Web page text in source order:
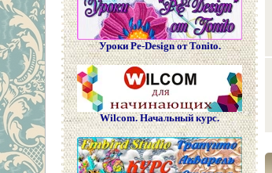
Уроки Pe-Design от Tonito.
Wilcom. Начальный курс.